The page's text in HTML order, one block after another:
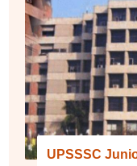
UPSSSC